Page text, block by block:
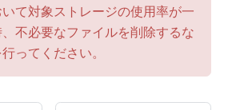
て対象ストレージの使用率が一
不必要なファイルを削除するな
ってください。